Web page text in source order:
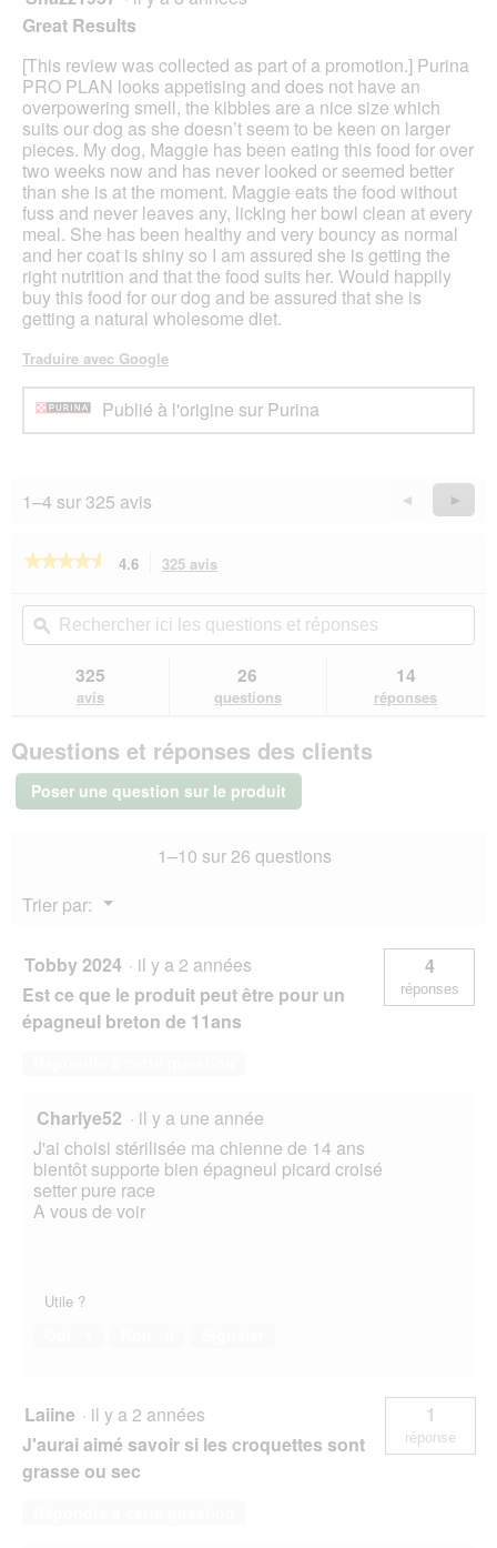
'
u
n
e
b
o
î
t
e
d
e
d
i
a
l
o
g
u
e
n
e
r
a
l
'
o
u
v
e
r
t
u
r
e
d
'
b
t
d
e
i
a
l
.
5
étoiles.
Great Results
[This review was collected as part of a promotion.] Purina
PRO PLAN looks appetising and does not have an
overpowering smell, the kibbles are a nice size which
suits our dog as she doesn’t seem to be keen on larger
pieces. My dog, Maggie has been eating this food for over
two weeks now and has never looked or seemed better
than she is at the moment. Maggie eats the food without
fuss and never leaves any, licking her bowl clean at every
meal. She has been healthy and very bouncy as normal
and her coat is shiny so I am assured she is getting the
right nutrition and that the food suits her. Would happily
buy this food for our dog and be assured that she is
getting a natural wholesome diet.
Traduire avec Google
Publié à l'origine sur Purina
1–4 sur 325 avis
Précédent
Reviews
◄ ►
★★★★★
★★★★★
5
les
sur
PLAN
adulte
Everyday
Nutrition
4.6 325 avis
vous
redirigera
vers
avis.
Rechercher
ici
les
questions
réponses
ϙ
325
avis
26
questions
14
réponses
Questions et réponses des clients
Poser une question sur le produit
1–10 sur 26 questions
Trier par:
▼
Menu
Tobby 2024 · il y a 2 années
Est ce que le produit peut être pour un
épagneul breton de 11ans
4
réponses
Charlye52 · il y a une année
J'ai choisi stérilisée ma chienne de 14 ans
bientôt supporte bien épagneul picard croisé
setter pure race
A vous de voir
Utile ?
Laiine · il y a 2 années
J'aurai aimé savoir si les croquettes sont
grasse ou sec
1
réponse